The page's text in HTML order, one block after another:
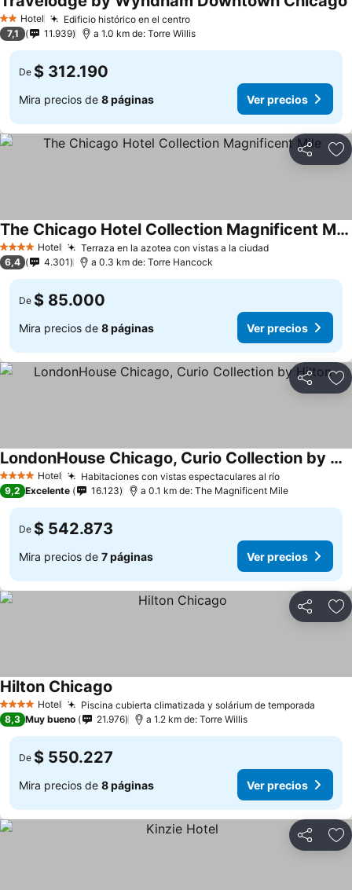
2 Estrellas
Hotel Edificio histórico en el centro
7,1 11.939 a 1.0 km de: Torre Willis
De $ 312.190
Mira precios de 8 páginas Ver precios
Compartir
4 EstrellasHotel Terraza en la azotea con vistas a la ciudad
The Chicago Hotel Collection Magnificent Mile
6,4 4.301 a 0.3 km de: Torre Hancock
De $ 85.000
Mira precios de 8 páginas Ver precios
Compartir
4 EstrellasHotel Habitaciones con vistas espectaculares al río
LondonHouse Chicago, Curio Collection by Hilton
9,2 Excelente 16.123 a 0.1 km de: The Magnificent Mile
De $ 542.873
Mira precios de 7 páginas Ver precios
Compartir
4 EstrellasHotel Piscina cubierta climatizada y solárium de temporada
Hilton Chicago
8,3 Muy bueno 21.976 a 1.2 km de: Torre Willis
De $ 550.227
Mira precios de 8 páginas Ver precios
Compartir